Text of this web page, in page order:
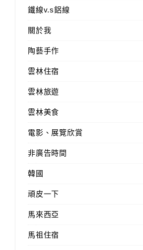
鐵線v.s鋁線
關於我
陶藝手作
雲林住宿
雲林旅遊
雲林美食
電影、展覽欣賞
非廣告時間
韓國
頑皮一下
馬來西亞
馬祖住宿